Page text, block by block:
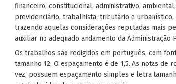
financeiro, constitucional, administrativo,
previdenciário, trabalhista, tributário e urbanístico,
trazendo aquelas considerações reputadas mais
auxiliar no adequado andamento da Administração
Os trabalhos são redigidos em português, com
tamanho 12. O espaçamento é de 1,5. As notas de
vez, possuem espaçamento simples e letra